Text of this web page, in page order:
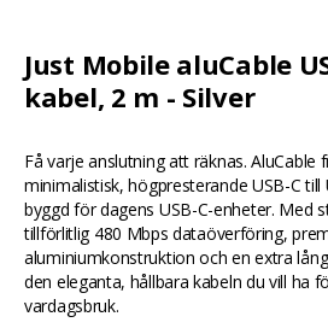
Just Mobile aluCable
kabel, 2 m - Silver
Få varje anslutning att räknas. AluCable
minimalistisk, högpresterande USB-C till
byggd för dagens USB-C-enheter. Med
tillförlitlig 480 Mbps dataöverföring,
aluminiumkonstruktion och en extra
den eleganta, hållbara kabeln du vill ha
vardagsbruk.